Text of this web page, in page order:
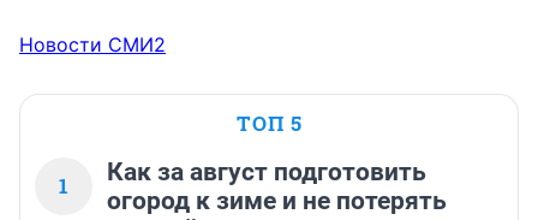
Новости СМИ2
ТОП 5
1
Как за август подготовить
огород к зиме и не потерять